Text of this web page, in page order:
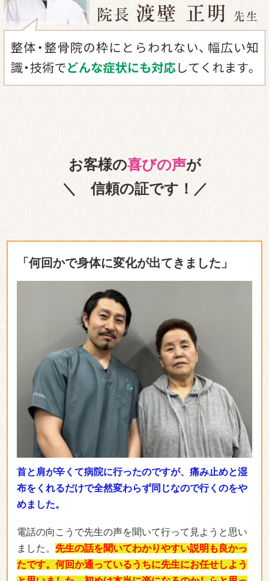
お客様の喜びの声が
＼ 信頼の証です！／
「何回かで身体に変化が出てきました」
首と肩が辛くて病院に行ったのですが、痛み止めと湿
布をくれるだけで全然変わらず同じなので行くのをや
めました。
電話の向こうで先生の声を聞いて行って見ようと思い
ました。 先生の話を聞いてわかりやすい説明も良かっ
たです。何回か通っているうちに先生にお任せしよう